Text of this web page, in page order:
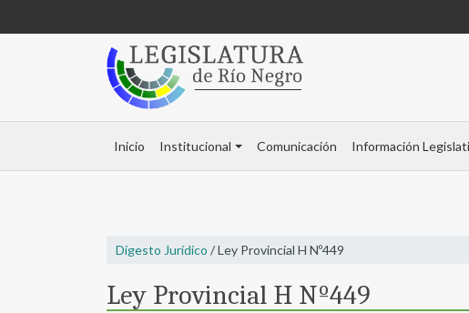
Inicio Institucional Comunicación Información
Digesto Jurídico / Ley Provincial H Nº449
Ley Provincial H Nº449